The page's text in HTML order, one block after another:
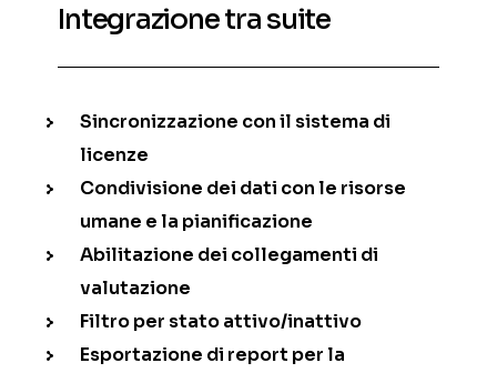
Integrazione tra suite
Sincronizzazione con il sistema di
licenze
Condivisione dei dati con le risorse
umane e la pianificazione
Abilitazione dei collegamenti di
valutazione
Filtro per stato attivo/inattivo
Esportazione di report per la